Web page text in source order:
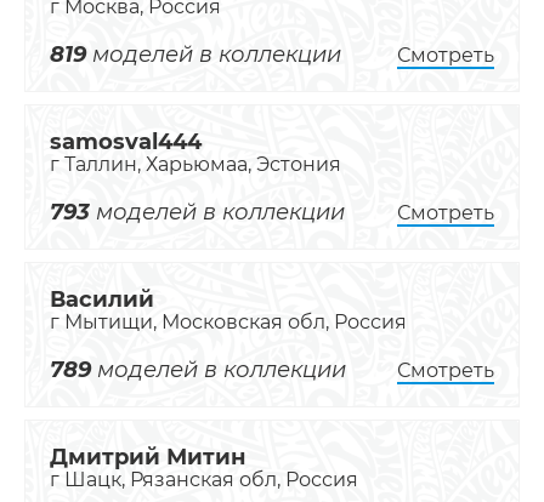
г Москва, Россия
819моделей в коллекции Смотреть
samosval444
г Таллин, Харьюмаа, Эстония
793 моделей в коллекции Смотреть
Василий
г Мытищи, Московская обл, Россия
789моделей в коллекции Смотреть
Дмитрий Митин
г Шацк, Рязанская обл, Россия